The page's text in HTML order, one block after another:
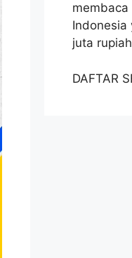
Indonesia
juta
DAFTAR